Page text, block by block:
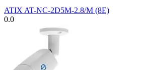
ATIX AT-NC-2D5M-2.8/M (8E)
0.0